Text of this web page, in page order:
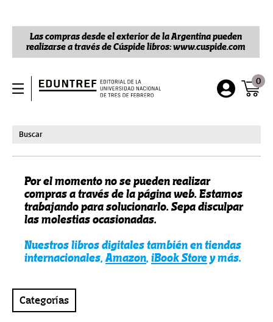
Las compras desde el exterior de la Argentina pueden
realizarse a través de Cúspide libros: www.cuspide.com
0
Por el momento no se pueden realizar
compras a través de la página web. Estamos
trabajando para solucionarlo. Sepa disculpar
las molestias ocasionadas.
Nuestros libros digitales también en tiendas
internacionales, Amazon, iBook Storey más.
Categorías